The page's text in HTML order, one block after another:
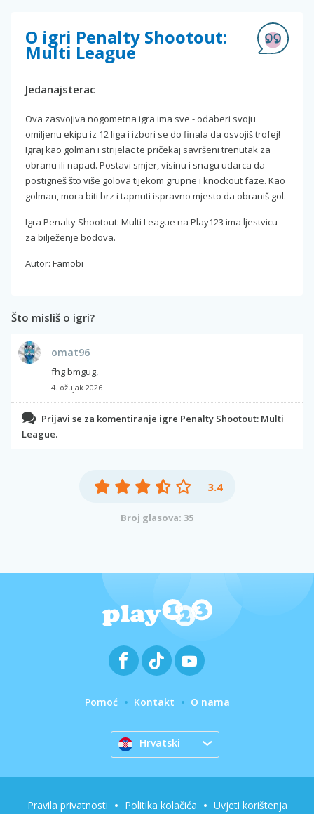
O igri Penalty Shootout:
Multi League
Jedanajsterac
Ova zasvojiva nogometna igra ima sve - odaberi svoju
omiljenu ekipu iz 12 liga i izbori se do finala da osvojiš trofej!
Igraj kao golman i strijelac te pričekaj savršeni trenutak za
obranu ili napad. Postavi smjer, visinu i snagu udarca da
postigneš što više golova tijekom grupne i knockout faze. Kao
golman, mora biti brz i tapnuti ispravno mjesto da obraniš gol.
Igra Penalty Shootout: Multi League na Play123 ima ljestvicu
za bilježenje bodova.
Autor: Famobi
Što misliš o igri?
omat96
fhg bmgug,
4. ožujak 2026
Prijavi se za komentiranje igre Penalty Shootout: Multi
League.
3.4
Broj glasova: 35
Pomoć Kontakt O nama
Hrvatski
Pravila privatnosti Politika kolačića Uvjeti korištenja